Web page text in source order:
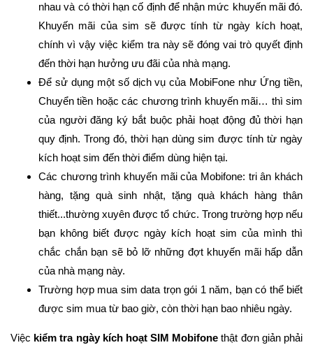
nhau và có thời hạn cố định để nhận mức khuyến mãi đó.
Khuyến mãi của sim sẽ được tính từ ngày kích hoạt,
chính vì vậy việc kiểm tra này sẽ đóng vai trò quyết định
đến thời hạn hưởng ưu đãi của nhà mạng.
Để sử dụng một số dịch vụ của MobiFone như Ứng tiền,
Chuyển tiền hoặc các chương trình khuyến mãi… thì sim
của người đăng ký bắt buộc phải hoạt động đủ thời hạn
quy định. Trong đó, thời hạn dùng sim được tính từ ngày
kích hoạt sim đến thời điểm dùng hiện tại.
Các chương trình khuyến mãi của Mobifone: tri ân khách
hàng, tặng quà sinh nhật, tặng quà khách hàng thân
thiết...thường xuyên được tổ chức. Trong trường hợp nếu
bạn không biết được ngày kích hoạt sim của mình thì
chắc chắn bạn sẽ bỏ lỡ những đợt khuyến mãi hấp dẫn
của nhà mạng này.
Trường hợp mua sim data trọn gói 1 năm, bạn có thể biết
được sim mua từ bao giờ, còn thời hạn bao nhiêu ngày.
Việc kiểm tra ngày kích hoạt SIM Mobifone thật đơn giản phải